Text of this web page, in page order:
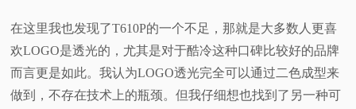
在这里我也发现了T610P的一个不足，那就是大多数人更喜
欢LOGO是透光的，尤其是对于酷冷这种口碑比较好的品牌
而言更是如此。我认为LOGO透光完全可以通过二色成型来
做到，不存在技术上的瓶颈。但我仔细想也找到了另一种可